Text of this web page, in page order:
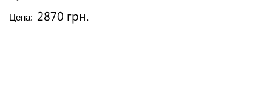
Цена: 2870 грн.